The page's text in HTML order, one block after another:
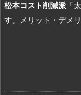
松本コスト削減派 「
す。メリット・デメ